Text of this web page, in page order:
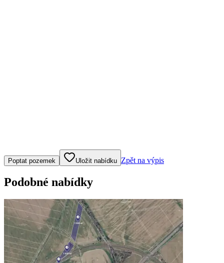
Klepněte nebo klikněte pro ovládání mapy
Poptat pozemek Uložit nabídku Zpět na výpis
Podobné nabídky